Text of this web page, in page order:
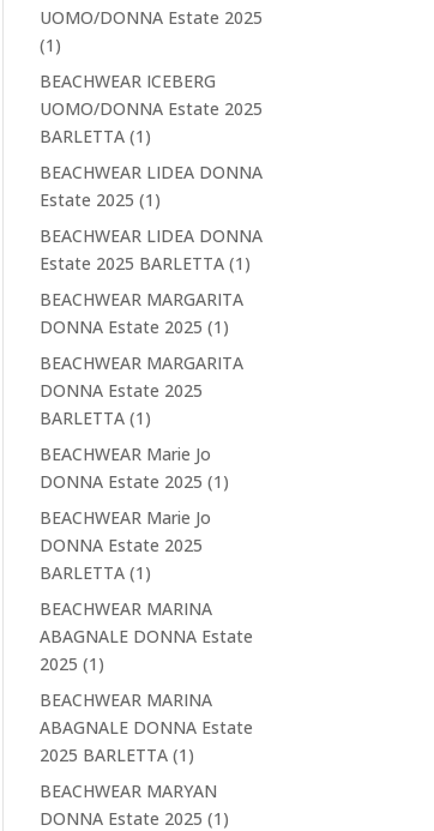
UOMO/DONNA Estate 2025
(1)
BEACHWEAR ICEBERG
UOMO/DONNA Estate 2025
BARLETTA (1)
BEACHWEAR LIDEA DONNA
Estate 2025 (1)
BEACHWEAR LIDEA DONNA
Estate 2025 BARLETTA (1)
BEACHWEAR MARGARITA
DONNA Estate 2025 (1)
BEACHWEAR MARGARITA
DONNA Estate 2025
BARLETTA (1)
BEACHWEAR Marie Jo
DONNA Estate 2025 (1)
BEACHWEAR Marie Jo
DONNA Estate 2025
BARLETTA (1)
BEACHWEAR MARINA
ABAGNALE DONNA Estate
2025 (1)
BEACHWEAR MARINA
ABAGNALE DONNA Estate
2025 BARLETTA (1)
BEACHWEAR MARYAN
DONNA Estate 2025 (1)